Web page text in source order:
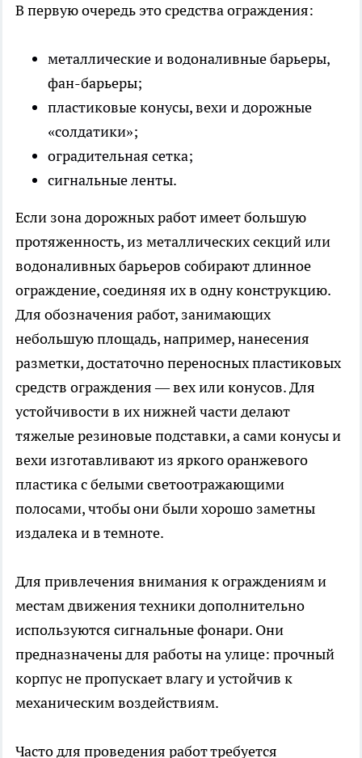
В первую очередь это средства ограждения:
металлические и водоналивные барьеры,
фан-барьеры;
пластиковые конусы, вехи и дорожные
«солдатики»;
оградительная сетка;
сигнальные ленты.
Если зона дорожных работ имеет большую
протяженность, из металлических секций или
водоналивных барьеров собирают длинное
ограждение, соединяя их в одну конструкцию.
Для обозначения работ, занимающих
небольшую площадь, например, нанесения
разметки, достаточно переносных пластиковых
средств ограждения — вех или конусов. Для
устойчивости в их нижней части делают
тяжелые резиновые подставки, а сами конусы и
вехи изготавливают из яркого оранжевого
пластика с белыми светоотражающими
полосами, чтобы они были хорошо заметны
издалека и в темноте.
Для привлечения внимания к ограждениям и
местам движения техники дополнительно
используются сигнальные фонари. Они
предназначены для работы на улице: прочный
корпус не пропускает влагу и устойчив к
механическим воздействиям.
Часто для проведения работ требуется